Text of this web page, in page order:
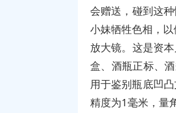
会赠送，碰到这
小妹牺牲色相，
放大镜。这是资
盒、酒瓶正标、
用于鉴别瓶底凹
精度为1毫米，量